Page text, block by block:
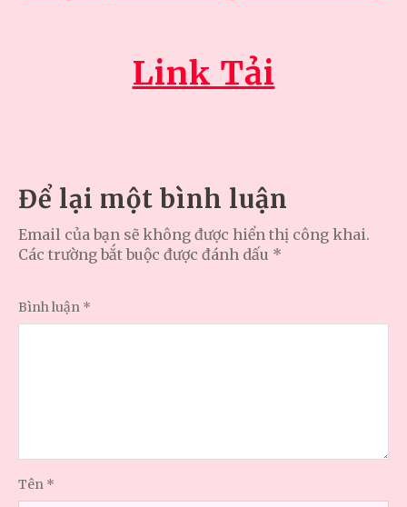
Link Tải
Để lại một bình luận
Email của bạn sẽ không được hiển thị công khai.
Các trường bắt buộc được đánh dấu *
Bình luận *
Tên *